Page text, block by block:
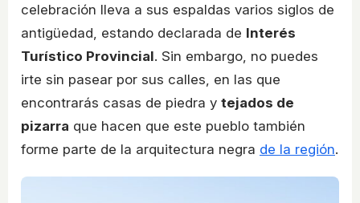
celebración lleva a sus espaldas varios siglos de
antigüedad, estando declarada de Interés
Turístico Provincial. Sin embargo, no puedes
irte sin pasear por sus calles, en las que
encontrarás casas de piedra y tejados de
pizarra que hacen que este pueblo también
forme parte de la arquitectura negra de la región.